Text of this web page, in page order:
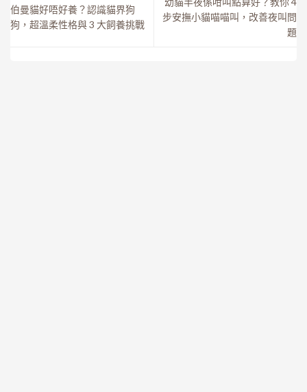
伯曼貓好唔好養？認識貓界狗
狗，超溫柔性格與 3 大飼養挑戰
步安撫小貓喵喵叫，改善夜叫問
題